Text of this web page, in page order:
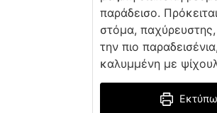
παράδεισο.
στόμα,
την πιο
καλυμμένη με